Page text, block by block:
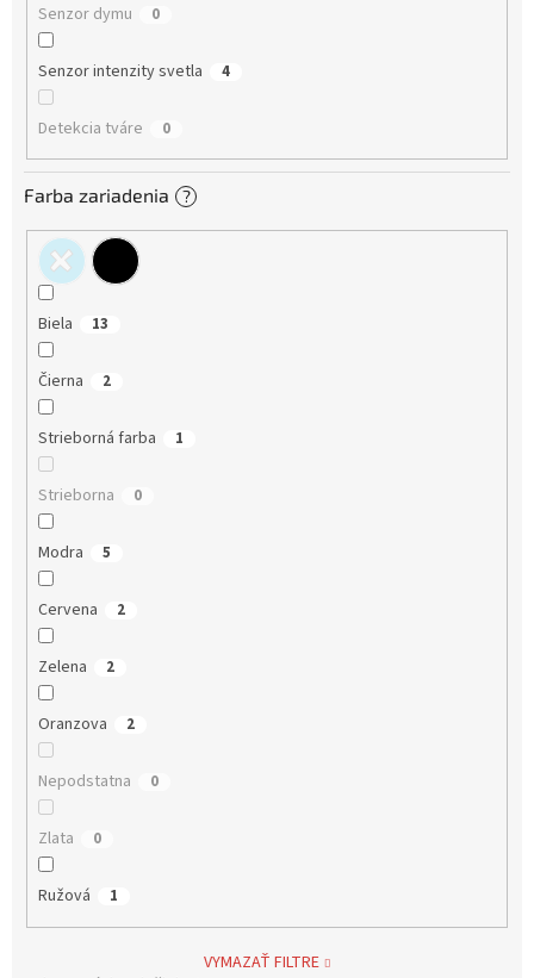
Senzor dymu 0
Senzor intenzity svetla 4
Detekcia tváre 0
Farba zariadenia ?
Biela 13
Čierna 2
Strieborná farba 1
Strieborna 0
Modra 5
Cervena 2
Zelena 2
Oranzova 2
Nepodstatna 0
Zlata 0
Ružová 1
VYMAZAŤ FILTRE